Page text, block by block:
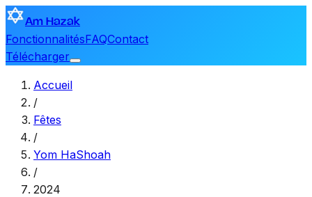
Am Hazak
FonctionnalitésFAQContact
Télécharger
Accueil
/
Fêtes
/
Yom HaShoah
/
2024